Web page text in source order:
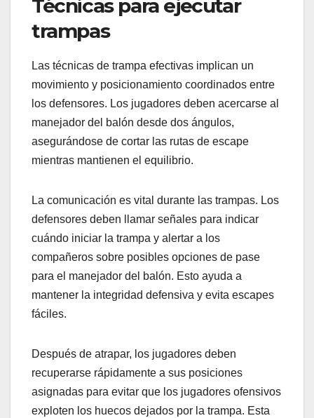
Técnicas para ejecutar
trampas
Las técnicas de trampa efectivas implican un
movimiento y posicionamiento coordinados entre
los defensores. Los jugadores deben acercarse al
manejador del balón desde dos ángulos,
asegurándose de cortar las rutas de escape
mientras mantienen el equilibrio.
La comunicación es vital durante las trampas. Los
defensores deben llamar señales para indicar
cuándo iniciar la trampa y alertar a los
compañeros sobre posibles opciones de pase
para el manejador del balón. Esto ayuda a
mantener la integridad defensiva y evita escapes
fáciles.
Después de atrapar, los jugadores deben
recuperarse rápidamente a sus posiciones
asignadas para evitar que los jugadores ofensivos
exploten los huecos dejados por la trampa. Esta